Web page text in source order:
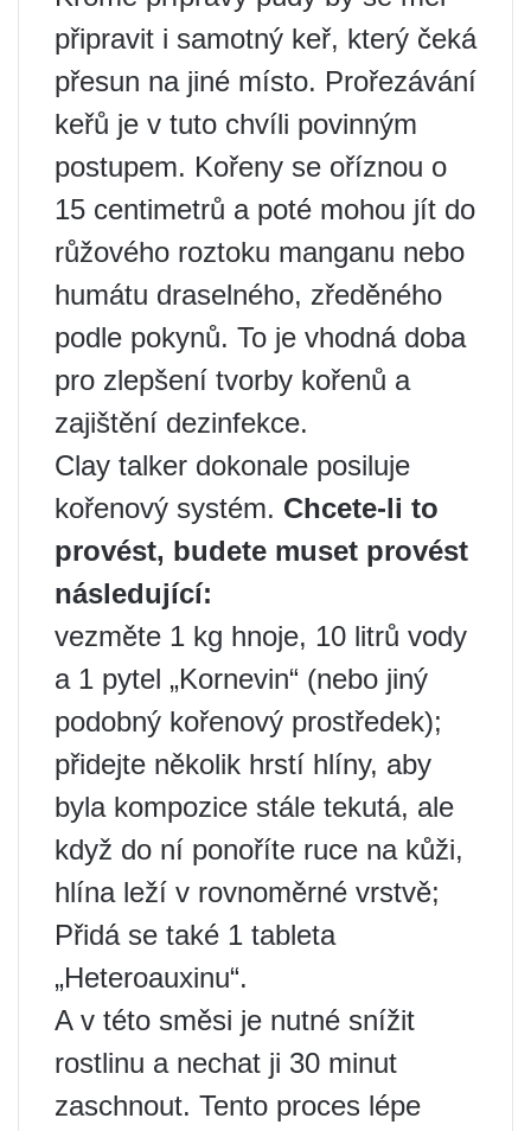
připravit i samotný keř, který čeká
přesun na jiné místo. Prořezávání
keřů je v tuto chvíli povinným
postupem. Kořeny se oříznou o
15 centimetrů a poté mohou jít do
růžového roztoku manganu nebo
humátu draselného, ​​zředěného
podle pokynů. To je vhodná doba
pro zlepšení tvorby kořenů a
zajištění dezinfekce.
Clay talker dokonale posiluje
kořenový systém. Chcete-li to
provést, budete muset provést
následující:
vezměte 1 kg hnoje, 10 litrů vody
a 1 pytel „Kornevin“ (nebo jiný
podobný kořenový prostředek);
přidejte několik hrstí hlíny, aby
byla kompozice stále tekutá, ale
když do ní ponoříte ruce na kůži,
hlína leží v rovnoměrné vrstvě;
Přidá se také 1 tableta
„Heteroauxinu“.
A v této směsi je nutné snížit
rostlinu a nechat ji 30 minut
zaschnout. Tento proces lépe